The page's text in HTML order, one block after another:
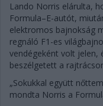
Lando Norris elárulta,
Formula–E-autót,
elektromos bajnokság
regnáló F1-es
vendégeként volt jelen,
beszélgetett a
„Sokukkal együtt
mondta Norris a